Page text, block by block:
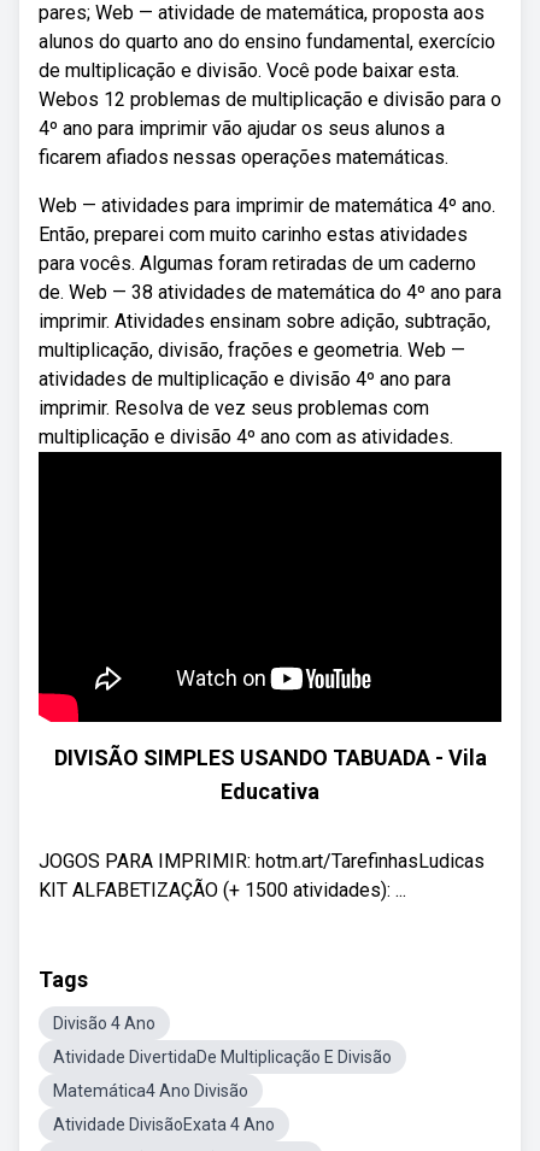
pares; Web — atividade de matemática, proposta aos
alunos do quarto ano do ensino fundamental, exercício
de multiplicação e divisão. Você pode baixar esta.
Webos 12 problemas de multiplicação e divisão para o
4º ano para imprimir vão ajudar os seus alunos a
ficarem afiados nessas operações matemáticas.
Web — atividades para imprimir de matemática 4º ano.
Então, preparei com muito carinho estas atividades
para vocês. Algumas foram retiradas de um caderno
de. Web — 38 atividades de matemática do 4º ano para
imprimir. Atividades ensinam sobre adição, subtração,
multiplicação, divisão, frações e geometria. Web —
atividades de multiplicação e divisão 4º ano para
imprimir. Resolva de vez seus problemas com
multiplicação e divisão 4º ano com as atividades.
DIVISÃO SIMPLES USANDO TABUADA - Vila
Educativa
JOGOS PARA IMPRIMIR: hotm.art/TarefinhasLudicas
KIT ALFABETIZAÇÃO (+ 1500 atividades): ...
Tags
Divisão 4 Ano
Atividade DivertidaDe Multiplicação E Divisão
Matemática4 Ano Divisão
Atividade DivisãoExata 4 Ano